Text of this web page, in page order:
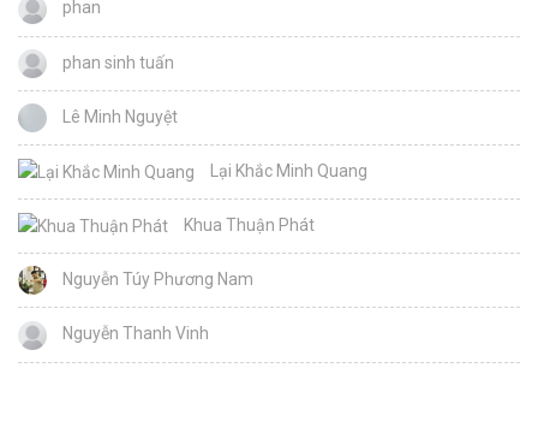
phan
phan sinh tuấn
Lê Minh Nguyệt
Lại Khắc Minh Quang
Khua Thuận Phát
Nguyễn Túy Phương Nam
Nguyễn Thanh Vinh